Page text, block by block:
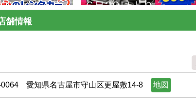
舗情報
愛知県名古屋市守山区更屋敷14-8 地図